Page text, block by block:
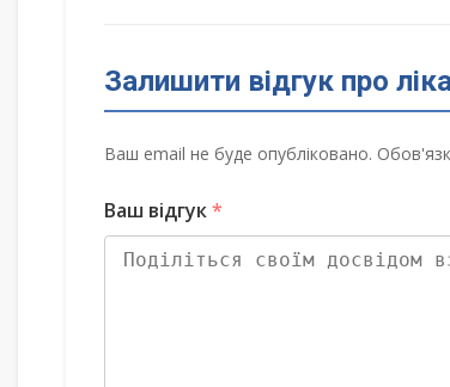
Залишити відгук про
Ваш email не буде опубліковано.
Ваш відгук*